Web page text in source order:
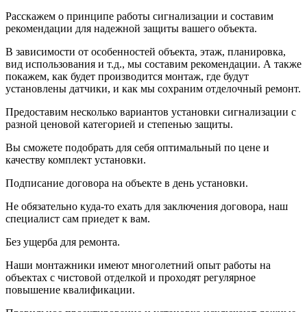
Расскажем о принципе работы сигнализации и составим
рекомендации для надежной защиты вашего объекта.
В зависимости от особенностей объекта, этаж, планировка,
вид использования и т.д., мы составим рекомендации. А также
покажем, как будет производится монтаж, где будут
установлены датчики, и как мы сохраним отделочный ремонт.
Предоставим несколько вариантов установки сигнализации с
разной ценовой категорией и степенью защиты.
Вы сможете подобрать для себя оптимальный по цене и
качеству комплект установки.
Подписание договора на объекте в день установки.
Не обязательно куда-то ехать для заключения договора, наш
специалист сам приедет к вам.
Без ущерба для ремонта.
Наши монтажники имеют многолетний опыт работы на
объектах с чистовой отделкой и проходят регулярное
повышение квалификации.